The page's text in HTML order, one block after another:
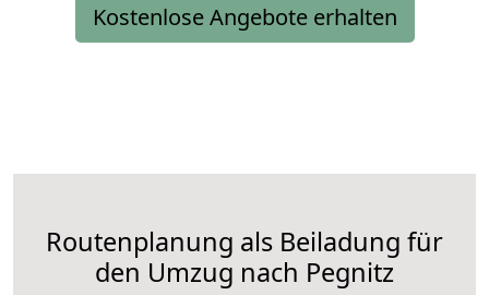
Kostenlose Angebote erhalten
Routenplanung als Beiladung für
den Umzug nach Pegnitz